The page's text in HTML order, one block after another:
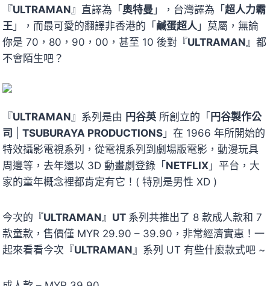
『ULTRAMAN 』直譯為「奧特曼 」，台灣譯為「超人力霸
王 」，而最可愛的翻譯非香港的「鹹蛋超人 」莫屬，無論
你是 70，80，90，00，甚至 10 後對『ULTRAMAN 』都
不會陌生吧？
『ULTRAMAN 』系列是由 円谷英 所創立的 「 円谷製作公
司
TSUBURAYA PRODUCTIONS 」在 1966 年所開始的
特效攝影電視系列，從電視系列到劇場版電影，動漫玩具
周邊等，去年還以 3D 動畫劇登錄「NETFLIX 」平台，大
家的童年概念裡都肯定有它！( 特別是男性 XD )
今次的『ULTRAMAN 』 UT 系列共推出了 8 款成人款和 7
款童款，售價僅 MYR 29.90 – 39.90，非常經濟實惠！一
起來看看今次『ULTRAMAN 』系列 UT 有些什麼款式吧 ~